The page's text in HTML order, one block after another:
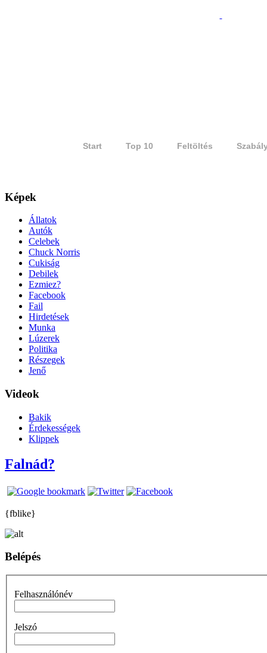
Start Top 10 Feltöltés
Képek
Állatok
Autók
Celebek
Chuck Norris
Cukiság
Debilek
Ezmiez?
Facebook
Fail
Hirdetések
Munka
Lúzerek
Politika
Részegek
Jenő
Videok
Bakik
Érdekességek
Klippek
Falnád?
{fblike}
Belépés
Felhasználónév
Jelszó